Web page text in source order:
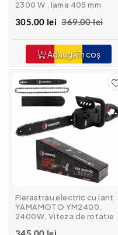
2300 W , lama 405 mm
305.00 lei 369.00 lei
Adaugă în coș
Fierastrau electric cu lant
YAMAMOTO YM2400,
2400W, Viteza de rotatie